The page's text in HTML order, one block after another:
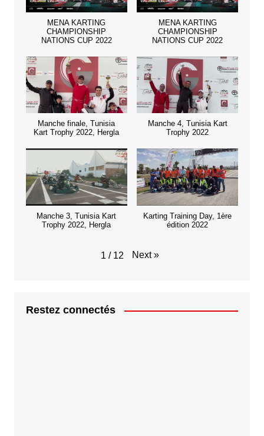
MENA KARTING
CHAMPIONSHIP
NATIONS CUP 2022
MENA KARTING
CHAMPIONSHIP
NATIONS CUP 2022
Manche finale, Tunisia
Kart Trophy 2022, Hergla
Manche 4, Tunisia Kart
Trophy 2022
Manche 3, Tunisia Kart
Trophy 2022, Hergla
Karting Training Day, 1ère
édition 2022
1 / 12 Next »
Restez connectés